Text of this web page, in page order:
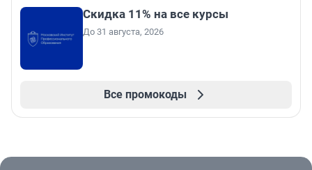
Скидка 11% на все курсы
До 31 августа, 2026
Все промокоды